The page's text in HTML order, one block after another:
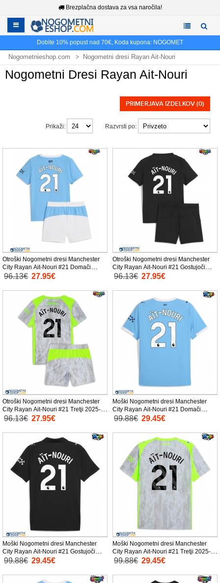
Brezplačna dostava za vsa naročila!
Dobite 10% popust nad 70€, Koda kupona: NOGOMET
Nogometnieshop.com Nogometni dresi Rayan Ait-Nouri
Nogometni Dresi Rayan Ait-Nouri
PRIMERJAVA IZDELKOV (0)
Razvrsti po:
Prikaži:
Otroški Nogometni dresi Manchester
City Rayan Ait-Nouri #21 Domači
2025-26 Kratek Rokav (+ Kratke hlače)
96.13€ 27.95€
Otroški Nogometni dresi Manchester
City Rayan Ait-Nouri #21 Gostujoči
2025-26 Kratek Rokav (+ Kratke hlače)
96.13€ 27.95€
Otroški Nogometni dresi Manchester
City Rayan Ait-Nouri #21 Tretji 2025-26
Kratek Rokav (+ Kratke hlače)
96.13€ 27.95€
Moški Nogometni dresi Manchester
City Rayan Ait-Nouri #21 Domači
2025-26 Kratek Rokav
99.88€ 29.45€
Moški Nogometni dresi Manchester
City Rayan Ait-Nouri #21 Gostujoči
2025-26 Kratek Rokav
99.88€ 29.45€
Moški Nogometni dresi Manchester
City Rayan Ait-Nouri #21 Tretji 2025-26
Kratek Rokav
99.88€ 29.45€